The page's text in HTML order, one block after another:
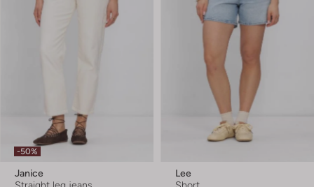
-50%
Janice
Lee